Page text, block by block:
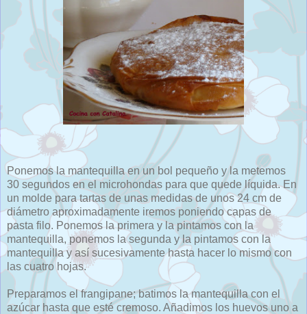
Ponemos la mantequilla en un bol pequeño y la metemos
30 segundos en el microhondas para que quede líquida. En
un molde para tartas de unas medidas de unos 24 cm de
diámetro aproximadamente iremos poniendo capas de
pasta filo. Ponemos la primera y la pintamos con la
mantequilla, ponemos la segunda y la pintamos con la
mantequilla y así sucesivamente hasta hacer lo mismo con
las cuatro hojas.
Preparamos el frangipane; batimos la mantequilla con el
azúcar hasta que esté cremoso. Añadimos los huevos uno a